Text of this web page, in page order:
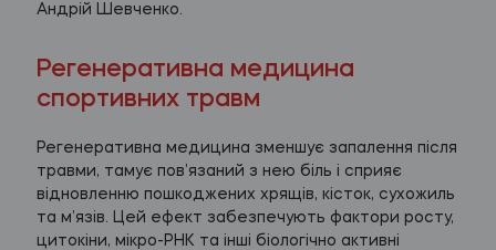
Андрій Шевченко.
Регенеративна медицина
спортивних травм
Регенеративна медицина зменшує запалення після
травми, тамує пов’язаний з нею біль і сприяє
відновленню пошкоджених хрящів, кісток, сухожиль
та м’язів. Цей ефект забезпечують фактори росту,
цитокіни, мікро-РНК та інші біологічно активні